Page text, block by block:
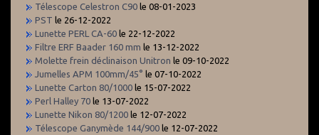
Télescope Celestron C90 le 08-01-2023
PST le 26-12-2022
Lunette PERL CA-60 le 22-12-2022
Filtre ERF Baader 160 mm le 13-12-2022
Molette frein déclinaison Unitron le 09-10-2022
Jumelles APM 100mm/45° le 07-10-2022
Lunette Carton 80/1000 le 15-07-2022
Perl Halley 70 le 13-07-2022
Lunette Nikon 80/1200 le 12-07-2022
Télescope Ganymède 144/900 le 12-07-2022